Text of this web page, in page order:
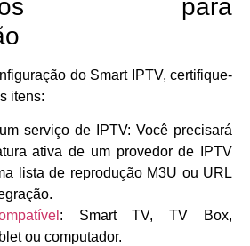
para
do Smart IPTV, certifique-
itens:
serviço de IPTV: Você precisará
ativa de um provedor de IPTV
lista de reprodução M3U ou URL
: Smart TV, TV Box,
ou computador.